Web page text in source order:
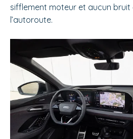
sifflement moteur et aucun bruit
l’autoroute.